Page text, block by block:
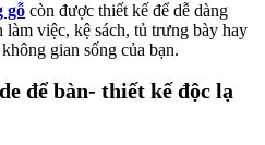
gỗ còn được thiết kế để dễ dàng
làm việc, kệ sách, tủ trưng bày hay
gian sống của bạn.
để bàn- thiết kế độc lạ